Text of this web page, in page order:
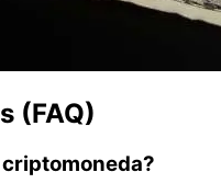
(FAQ)